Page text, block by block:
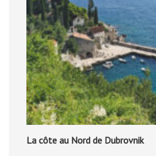
La côte au Nord de Dubrovnik